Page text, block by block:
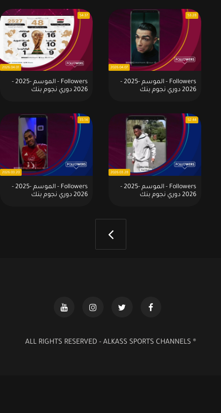
Followers - الموسم -2025 -
2026 دوري نجوم بنك
53:28
2026.04.07
Followers - الموسم -2025 -
2026 دوري نجوم بنك
54:37
2026.04.01
Followers - الموسم -2025 -
2026 دوري نجوم بنك
52:44
2026.03.28
Followers - الموسم -2025 -
2026 دوري نجوم بنك
35:14
2026.03.20